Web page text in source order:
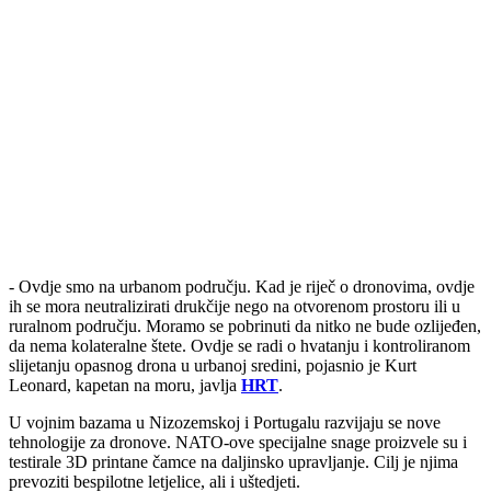
- Ovdje smo na urbanom području. Kad je riječ o dronovima, ovdje
ih se mora neutralizirati drukčije nego na otvorenom prostoru ili u
ruralnom području. Moramo se pobrinuti da nitko ne bude ozlijeđen,
da nema kolateralne štete. Ovdje se radi o hvatanju i kontroliranom
slijetanju opasnog drona u urbanoj sredini, pojasnio je Kurt
Leonard, kapetan na moru, javlja HRT.
U vojnim bazama u Nizozemskoj i Portugalu razvijaju se nove
tehnologije za dronove. NATO-ove specijalne snage proizvele su i
testirale 3D printane čamce na daljinsko upravljanje. Cilj je njima
prevoziti bespilotne letjelice, ali i uštedjeti.